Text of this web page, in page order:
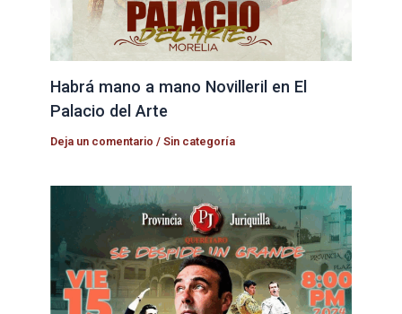
Habrá mano a mano Novilleril en El
Palacio del Arte
Deja un comentario /Sin categoría